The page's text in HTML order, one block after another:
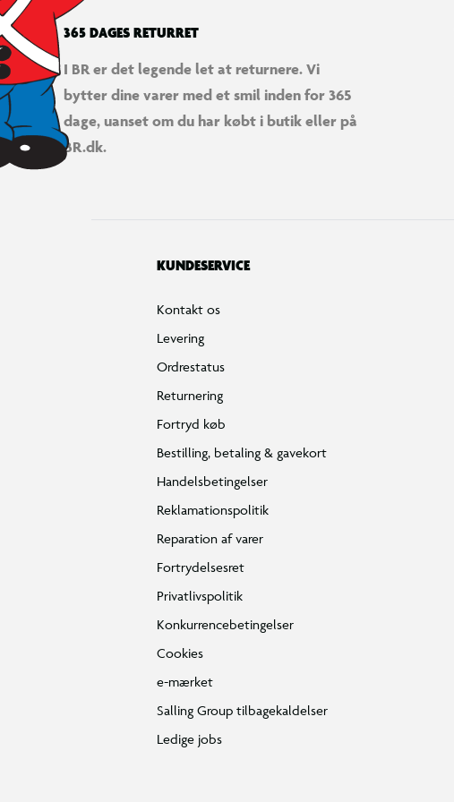
365 DAGES RETURRET
I BR er det legende let at returnere. Vi
bytter dine varer med et smil inden for 365
dage, uanset om du har købt i butik eller på
BR.dk.
KUNDESERVICE
Kontakt os
Levering
Ordrestatus
Returnering
Fortryd køb
Bestilling, betaling & gavekort
Handelsbetingelser
Reklamationspolitik
Reparation af varer
Fortrydelsesret
Privatlivspolitik
Konkurrencebetingelser
Cookies
e-mærket
Salling Group tilbagekaldelser
Ledige jobs